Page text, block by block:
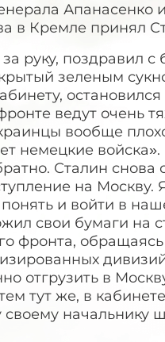
Апанасенко
в Кремле принял
руку, поздравил
зеленым
ведут очень
вообще
немецкие
Сталин снова
на
и войти в
свои бумаги на
фронта,
отгрузить в
тут же, в
начальнику